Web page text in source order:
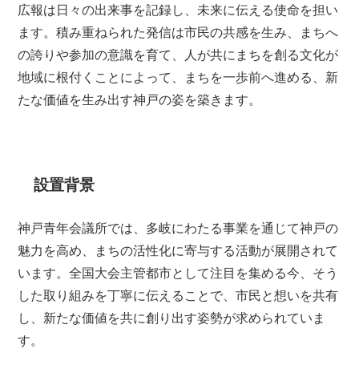
広報は日々の出来事を記録し、未来に伝える使命を担い
ます。積み重ねられた発信は市民の共感を生み、まちへ
の誇りや参加の意識を育て、人が共にまちを創る文化が
地域に根付くことによって、まちを一歩前へ進める、新
たな価値を生み出す神戸の姿を築きます。
設置背景
神戸青年会議所では、多岐にわたる事業を通じて神戸の
魅力を高め、まちの活性化に寄与する活動が展開されて
います。全国大会主管都市として注目を集める今、そう
した取り組みを丁寧に伝えることで、市民と想いを共有
し、新たな価値を共に創り出す姿勢が求められていま
す。